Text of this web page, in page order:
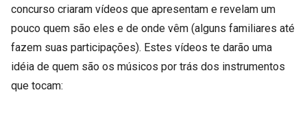
concurso criaram vídeos que apresentam e revelam um
pouco quem são eles e de onde vêm (alguns familiares até
fazem suas participações). Estes vídeos te darão uma
idéia de quem são os músicos por trás dos instrumentos
que tocam: